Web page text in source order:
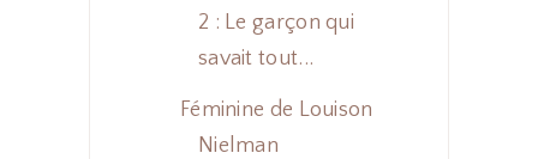
2 : Le garçon qui
savait tout...
Féminine de Louison
Nielman